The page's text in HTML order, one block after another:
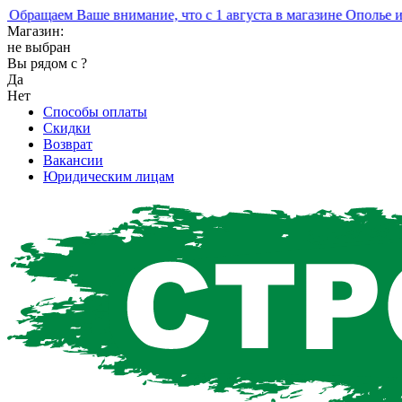
Ваше внимание, что с 1 августа в магазине Ополье
Магазин:
не выбран
Вы рядом с ?
Да
Нет
Способы оплаты
Скидки
Возврат
Вакансии
Юридическим лицам